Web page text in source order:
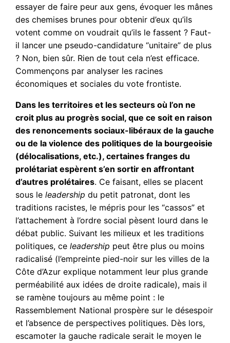
essayer de faire peur aux gens, évoquer les mânes
des chemises brunes pour obtenir d’eux qu’ils
votent comme on voudrait qu’ils le fassent ? Faut-
il lancer une pseudo-candidature “unitaire” de plus
? Non, bien sûr. Rien de tout cela n’est efficace.
Commençons par analyser les racines
économiques et sociales du vote frontiste.
Dans les territoires et les secteurs où l’on ne
croit plus au progrès social, que ce soit en raison
des renoncements sociaux-libéraux de la gauche
ou de la violence des politiques de la bourgeoisie
(délocalisations, etc.), certaines franges du
prolétariat espèrent s’en sortir en affrontant
d’autres prolétaires. Ce faisant, elles se placent
sous leleadership du petit patronat, dont les
traditions racistes, le mépris pour les “cassos” et
l’attachement à l’ordre social pèsent lourd dans le
débat public. Suivant les milieux et les traditions
politiques, celeadership peut être plus ou moins
radicalisé (l’empreinte pied-noir sur les villes de la
Côte d’Azur explique notamment leur plus grande
perméabilité aux idées de droite radicale), mais il
se ramène toujours au même point : le
Rassemblement National prospère sur le désespoir
et l’absence de perspectives politiques. Dès lors,
escamoter la gauche radicale serait le moyen le